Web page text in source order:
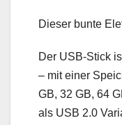
Dieser bunte
Der USB-Stick
– mit einer
GB, 32 GB, 64
als USB 2.0